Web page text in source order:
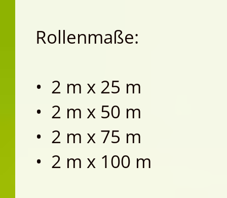
Rollenmaße:
• 2 m x 25 m
• 2 m x 50 m
• 2 m x 75 m
• 2 m x 100 m